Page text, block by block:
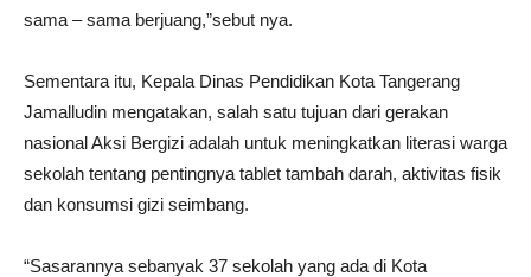
sama – sama berjuang,”sebut nya.
Sementara itu, Kepala Dinas Pendidikan Kota Tangerang
Jamalludin mengatakan, salah satu tujuan dari gerakan
nasional Aksi Bergizi adalah untuk meningkatkan literasi warga
sekolah tentang pentingnya tablet tambah darah, aktivitas fisik
dan konsumsi gizi seimbang.
“Sasarannya sebanyak 37 sekolah yang ada di Kota